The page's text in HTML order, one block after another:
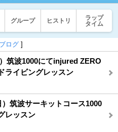
グループ ヒストリ
ラップ
タイム
ログ ]
筑波1000にてinjured ZERO
ライビングレッスン
）筑波サーキットコース1000
レッスン